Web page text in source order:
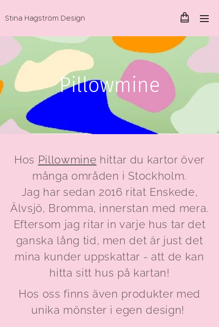
Stina Hagström Design
Pillowmine
Hos Pillowmine hittar du kartor över
många områden i Stockholm.
Jag har sedan 2016 ritat Enskede,
Älvsjö, Bromma, innerstan med mera.
Eftersom jag ritar in varje hus tar det
ganska lång tid, men det är just det
mina kunder uppskattar - att de kan
hitta sitt hus på kartan!
Hos oss finns även produkter med
unika mönster i egen design!